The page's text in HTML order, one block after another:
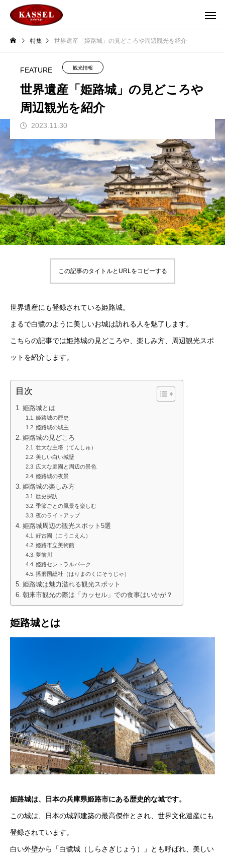
特集 世界遺産「姫路城」の見どころや周辺観光を紹介
FEATURE 観光情報
世界遺産「姫路城」の見どころや
周辺観光を紹介
2023.11.30
この記事のタイトルとURLをコピーする
世界遺産にも登録されている姫路城。
まるで白鷺のように美しいお城は訪れる人を魅了します。
こちらの記事では姫路城の見どころや、楽しみ方、周辺観光スポ
ットを紹介します。
目次
姫路城とは
姫路城の歴史
姫路城の城主
姫路城の見どころ
壮大な主塔（てんしゅ）
美しい白い城壁
広大な庭園と周辺の景色
姫路城の夜景
姫路城の楽しみ方
歴史探訪
季節ごとの風景を楽しむ
夜のライトアップ
姫路城周辺の観光スポット5選
好古園（こうこえん）
姫路市立美術館
夢前川
姫路セントラルパーク
播磨国総社（はりまのくにそうじゃ）
姫路城は魅力溢れる観光スポット
朝来市観光の際は「カッセル」での食事はいかが？
姫路城とは
姫路城は、日本の兵庫県姫路市にある歴史的な城です。
この城は、日本の城郭建築の最高傑作とされ、世界文化遺産にも
登録されています。
白い外壁から「白鷺城（しらさぎじょう）」とも呼ばれ、美しい